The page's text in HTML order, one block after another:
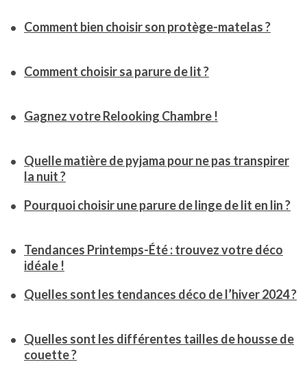
Comment bien choisir son protège-matelas ?
Comment choisir sa parure de lit ?
Gagnez votre Relooking Chambre !
Quelle matière de pyjama pour ne pas transpirer
la nuit ?
Pourquoi choisir une parure de linge de lit en lin ?
Tendances Printemps-Été : trouvez votre déco
idéale !
Quelles sont les tendances déco de l’hiver 2024 ?
Quelles sont les différentes tailles de housse de
couette ?